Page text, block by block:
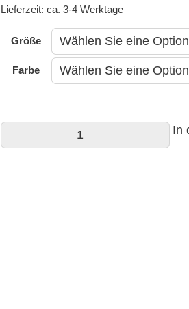
Lieferzeit: ca. 3-4 Werktage
Größe
Farbe
Helly
In